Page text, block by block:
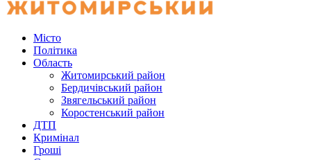
Місто
Політика
Область
Житомирський район
Бердичівський район
Звягельський район
Коростенський район
ДТП
Кримінал
Гроші